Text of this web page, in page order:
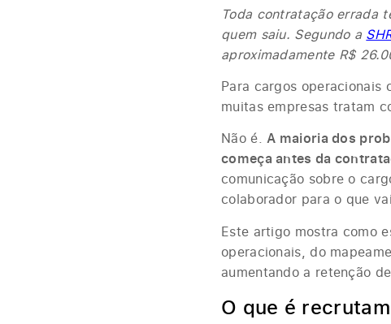
Toda contratação errada
quem saiu. Segundo a
aproximadamente R$
Para cargos operacionais
muitas empresas tratam
Não é.A maioria dos
começa antes da
comunicação sobre o
colaborador para o que
Este artigo mostra como
operacionais, do
aumentando a retenção
O que é